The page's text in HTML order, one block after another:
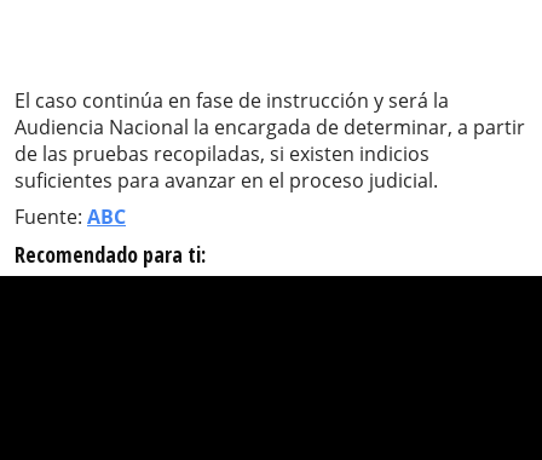
El caso continúa en fase de instrucción y será la
Audiencia Nacional la encargada de determinar, a partir
de las pruebas recopiladas, si existen indicios
suficientes para avanzar en el proceso judicial.
Fuente: ABC
Recomendado para ti: